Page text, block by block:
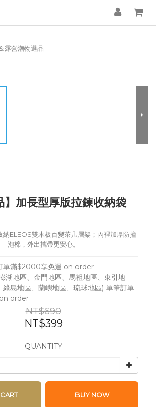
露營潮物選品
】加長型厚版拉鍊收納袋
納ELEOS雙木板百變茶几層架；內裡加厚防撞
泡棉，外出攜帶更安心。
單滿$2000享免運 on order
湖地區、金門地區、馬祖地區、東引地
綠島地區、蘭嶼地區、琉球地區)-單筆訂單
order
NT$690
NT$399
QUANTITY
BUY NOW